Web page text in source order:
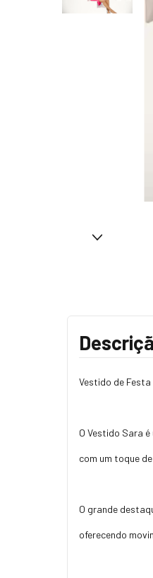
Vestido de
O Vestido Sara
com um toque
O grande
oferecendo